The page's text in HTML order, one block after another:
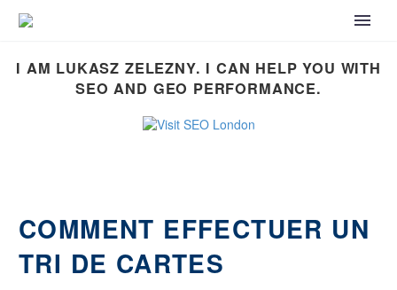
I AM LUKASZ ZELEZNY. I CAN HELP YOU WITH
SEO AND GEO PERFORMANCE.
COMMENT EFFECTUER UN
TRI DE CARTES